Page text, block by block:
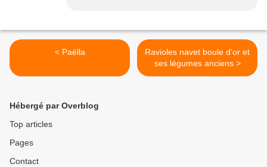
< Paëlla
Ravioles navet boule d’or et
ses légumes anciens >
Hébergé par Overblog
Top articles
Pages
Contact